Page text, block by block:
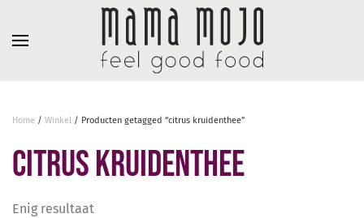
Overslaan en naar de inhoud gaan
Home / Winkel / Producten getagged “citrus kruidenthee”
citrus kruidenthee
Enig resultaat